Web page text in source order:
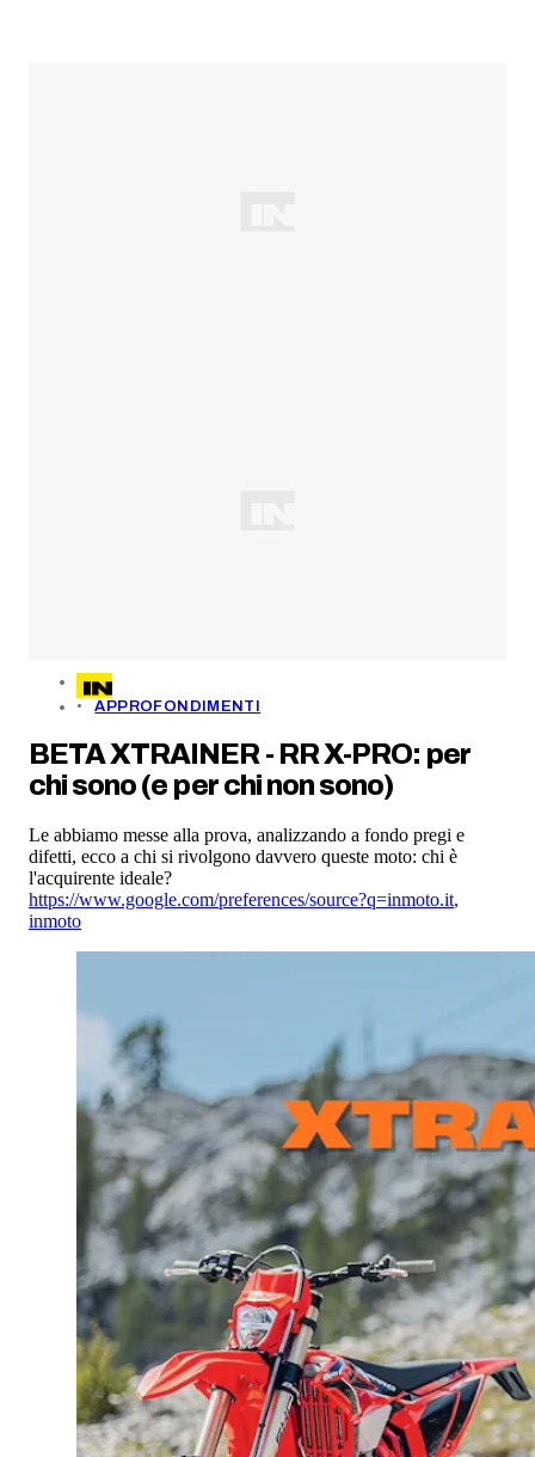
APPROFONDIMENTI
BETA XTRAINER - RR X-PRO: per
chi sono (e per chi non sono)
Le abbiamo messe alla prova, analizzando a fondo pregi e
difetti, ecco a chi si rivolgono davvero queste moto: chi è
l'acquirente ideale?
https://www.google.com/preferences/source?q=inmoto.it,
inmoto